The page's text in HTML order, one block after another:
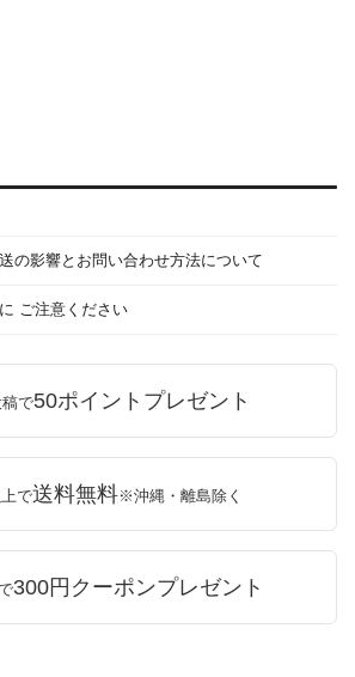
の影響とお問い合わせ方法について
ご注意ください
で50ポイントプレゼント
で送料無料※沖縄・離島除く
300円クーポンプレゼント